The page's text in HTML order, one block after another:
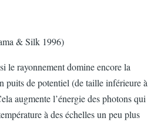
& Silk 1996)
le rayonnement domine encore la
puits de potentiel (de taille inférieure à
augmente l’énergie des photons qui
à des échelles un peu plus